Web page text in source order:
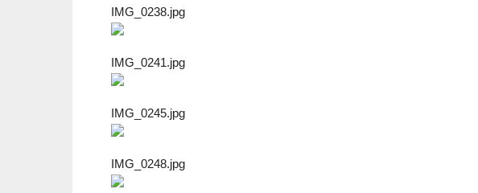
IMG_0238.jpg
IMG_0241.jpg
IMG_0245.jpg
IMG_0248.jpg